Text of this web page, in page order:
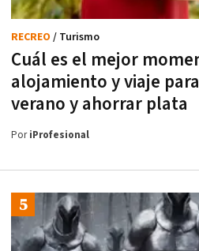
Cuál es el mejor
alojamiento y viaje
verano y ahorrar plata
RECREO / Turismo
PoriProfesional